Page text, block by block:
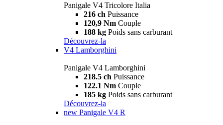
Panigale V4 Tricolore Italia
216 ch Puissance
120,9 Nm Couple
188 kg Poids sans carburant
Découvrez-la
V4 Lamborghini
Panigale V4 Lamborghini
218.5 ch Puissance
122.1 Nm Couple
185 kg Poids sans carburant
Découvrez-la
new Panigale V4 R